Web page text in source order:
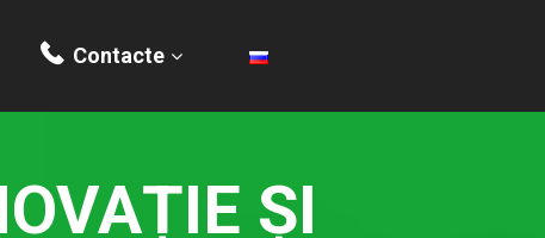
Contacte
ȘI